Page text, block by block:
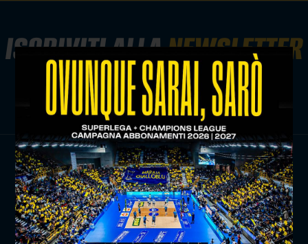
ISCRIVITI ALLANEWSLETTER
ISCRIVITI ORA